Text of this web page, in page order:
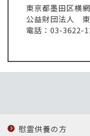
東京都墨田区横
公益財団法人
電話：03-3622-
慰霊供養の方